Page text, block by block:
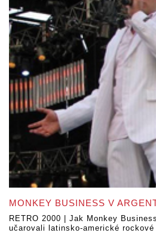
MONKEY BUSINESS V
RETRO 2000 | Jak Monkey
učarovali latinsko-americké rockové